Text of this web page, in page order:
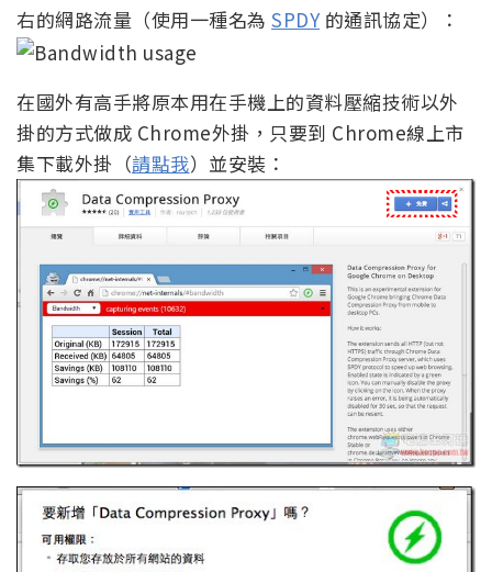
右的網路流量（使用一種名為 SPDY 的通訊協定）：
在國外有高手將原本用在手機上的資料壓縮技術以外
掛的方式做成 Chrome外掛，只要到 Chrome線上市
集下載外掛（請點我）並安裝：